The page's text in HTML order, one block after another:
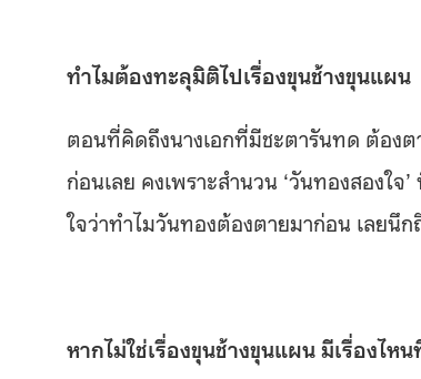
ทำไมต้องทะลุมิติไปเรื่องขุนช้างขุนแผน
ตอนที่คิดถึงนางเอกที่มีชะตารันทด ต้องต
ก่อนเลย คงเพราะสำนวน ‘วันทองสองใ
ใจว่าทำไมวันทองต้องตายมาก่อน เลย
หากไม่ใช่เรื่องขุนช้างขุนแผน มีเรื่องไ